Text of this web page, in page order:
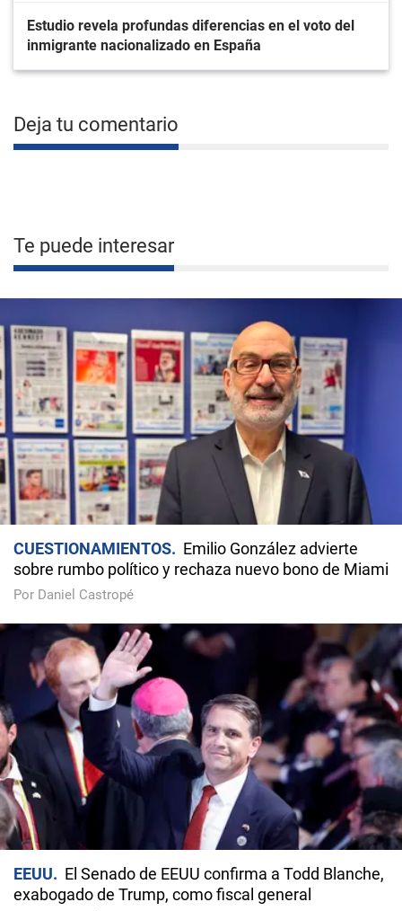
Estudio revela profundas diferencias en el voto del
inmigrante nacionalizado en España
Deja tu comentario
Te puede interesar
CUESTIONAMIENTOS
Emilio González advierte
sobre rumbo político y rechaza nuevo bono de Miami
Por Daniel Castropé
EEUU
El Senado de EEUU confirma a Todd Blanche,
exabogado de Trump, como fiscal general